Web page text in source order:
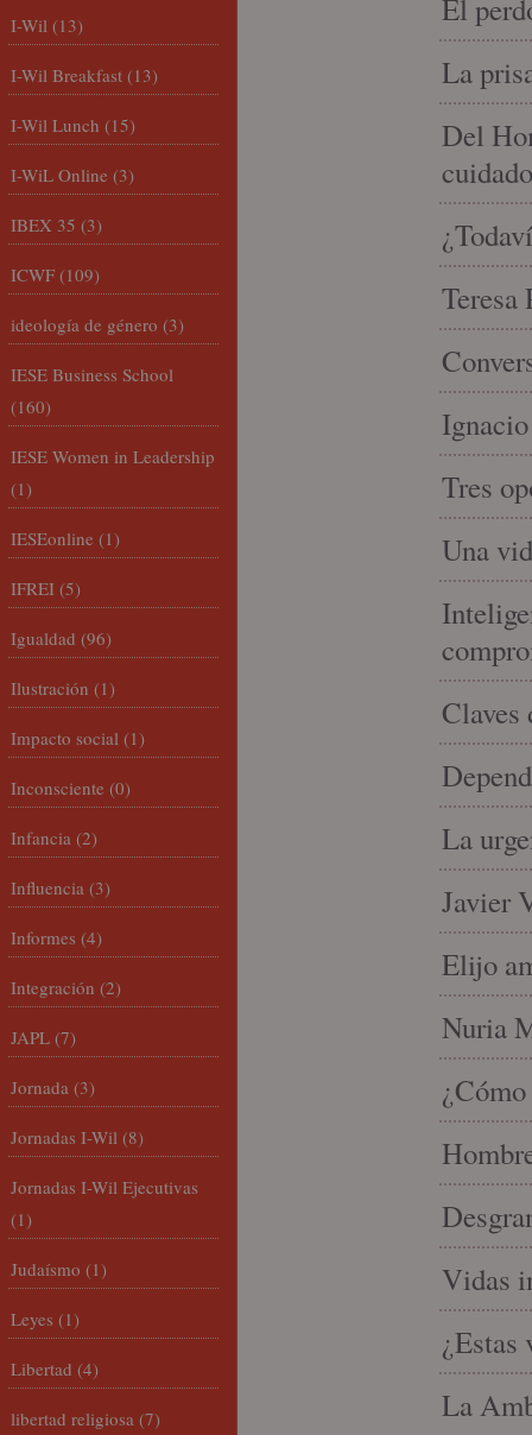
El
La
Del
cuidado
Teresa
Tres
Una
Claves
La
Javier
Elijo
Nuria
Vidas
¿Estas
La
I-Wil (13)
I-Wil Breakfast (13)
I-Wil Lunch (15)
I-WiL Online (3)
IBEX 35 (3)
ICWF (109)
ideología de género (3)
IESE Business School
(160)
IESE Women in Leadership
(1)
IESEonline (1)
IFREI (5)
Igualdad (96)
Ilustración (1)
Impacto social (1)
Inconsciente (0)
Infancia (2)
Influencia (3)
Informes (4)
Integración (2)
JAPL (7)
Jornada (3)
Jornadas I-Wil (8)
Jornadas I-Wil Ejecutivas
(1)
Judaísmo (1)
Leyes (1)
Libertad (4)
libertad religiosa (7)